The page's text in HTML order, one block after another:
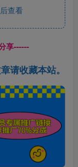
查看
享------
请收藏本站。